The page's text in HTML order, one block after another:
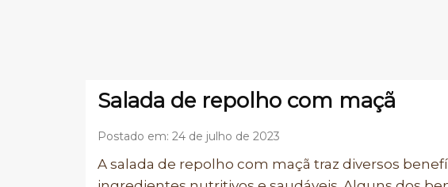
Salada de repolho com maçã
Postado em: 24 de julho de 2023
A salada de repolho com maçã traz diversos